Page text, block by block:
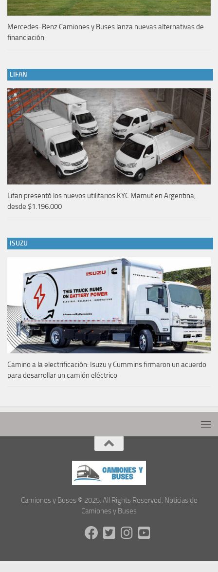
Mercedes-Benz Camiones y Buses lanza nuevas alternativas de
financiación
LIFAN
Lifan presentó los nuevos utilitarios KYC Mamut en Argentina,
desde $1.196.000
ISUZU
Camino a la electrificación: Isuzu y Cummins firmaron un acuerdo
para desarrollar un camión eléctrico
Camiones y Buses © 2025. All Rights Reserved. Noticias de
Camiones y Buses